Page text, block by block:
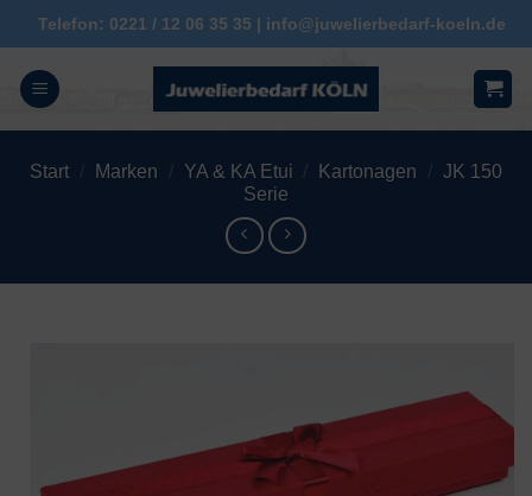
Zum
Inhalt
springen
Telefon: 0221 / 12 06 35 35 | info@juwelierbedarf-koeln.de
Start / Marken / YA & KA Etui / Kartonagen / JK 150
Serie